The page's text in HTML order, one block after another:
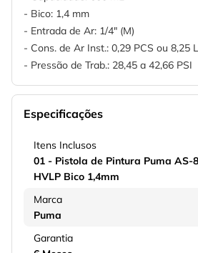
- Bico: 1,4 mm
- Entrada de Ar: 1/4" (M)
- Cons. de Ar Inst.: 0,29 PCS ou 8,25
- Pressão de Trab.: 28,45 a 42,66 PSI
Especificações
Itens Inclusos
01 - Pistola de Pintura Puma AS-
HVLP Bico 1,4mm
Marca
Puma
Garantia